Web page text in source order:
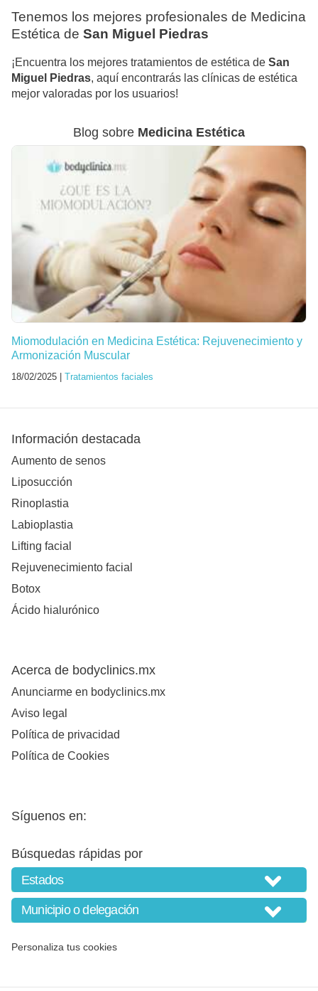
Tenemos los mejores profesionales de Medicina
Estética de San Miguel Piedras
¡Encuentra los mejores tratamientos de estética de San
Miguel Piedras, aquí encontrarás las clínicas de estética
mejor valoradas por los usuarios!
Blog sobre Medicina Estética
Miomodulación en Medicina Estética: Rejuvenecimiento y
Armonización Muscular
18/02/2025 | Tratamientos faciales
Información destacada
Aumento de senos
Liposucción
Rinoplastia
Labioplastia
Lifting facial
Rejuvenecimiento facial
Botox
Ácido hialurónico
Acerca de bodyclinics.mx
Anunciarme en bodyclinics.mx
Aviso legal
Política de privacidad
Política de Cookies
Síguenos en:
Búsquedas rápidas por
Personaliza tus cookies